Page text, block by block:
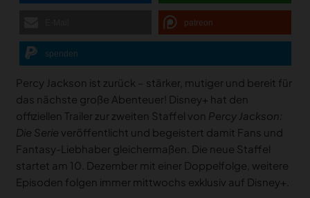
patreon
spenden
Percy Jackson ist zurück – stärker, mutiger und bereit für
das nächste große Abenteuer! Disney+ hat den
offiziellen Trailer zur zweiten Staffel von Percy Jackson:
Die Serie veröffentlicht und begeistert damit Fans und
Fantasy-Liebhaber gleichermaßen. Die neue Staffel
startet am 10. Dezember mit einer Doppelfolge, weitere
Episoden folgen immer mittwochs exklusiv auf Disney+.